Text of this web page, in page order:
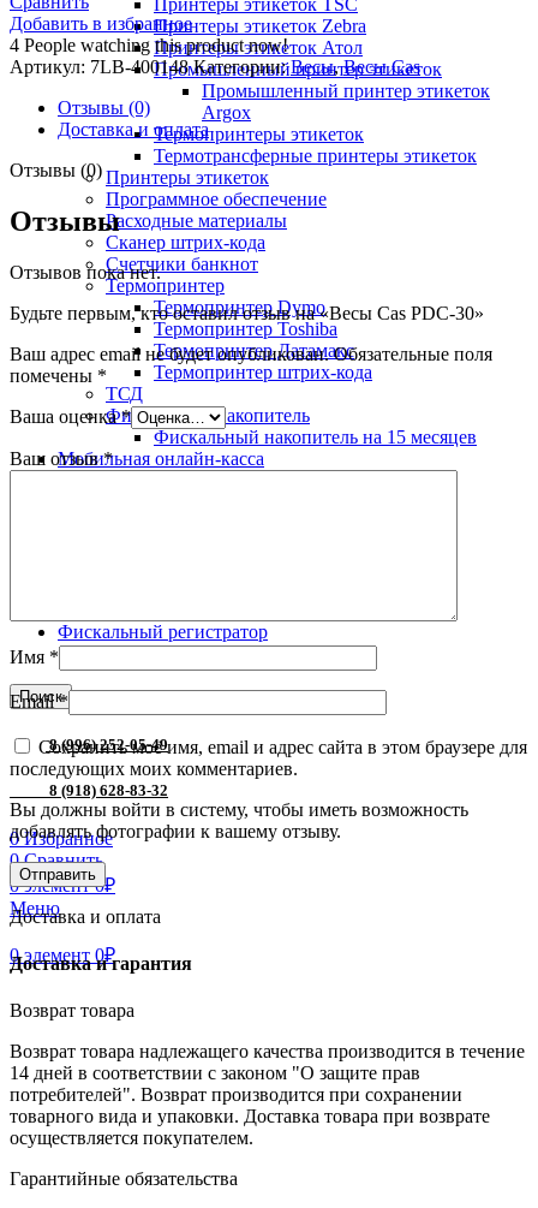
Принтеры этикеток TSC
Принтеры этикеток Zebra
Принтеры этикеток Атол
Промышленный принтер этикеток
Промышленный принтер этикеток
Argox
Термопринтеры этикеток
Термотрансферные принтеры этикеток
Принтеры этикеток
Программное обеспечение
Расходные материалы
Сканер штрих-кода
Счетчики банкнот
Термопринтер
Термопринтер Dymo
Термопринтер Toshiba
Термопринтер Датамакс
Термопринтер штрих-кода
ТСД
Фискальный накопитель
Фискальный накопитель на 15 месяцев
Мобильная онлайн-касса
Фискальный регистратор
Фискальный регистратор Атол
Поиск
8 (996) 252-05-49
8 (918) 628-83-32
0Избранное
0 Сравнить
0элемент 0₽
Меню
0элемент 0₽
Добавить в избранное
4 People watching this product now!
Артикул: 7LB-400148Категории: Весы, Весы Cas
Отзывы (0)
Доставка и оплата
Отзывы (0)
Отзывы
Отзывов пока нет.
Будьте первым, кто оставил отзыв на «Весы Cas PDC-30»
Ваш адрес email не будет опубликован. Обязательные поля
помечены *
Ваша оценка*
Ваш отзыв*
Имя *
Email*
Сохранить моё имя, email и адрес сайта в этом браузере для
последующих моих комментариев.
Вы должны войти в систему, чтобы иметь возможность
добавлять фотографии к вашему отзыву.
Доставка и оплата
Доставка и гарантия
Возврат товара
Возврат товара надлежащего качества производится в течение
14 дней в соответствии с законом "О защите прав
потребителей". Возврат производится при сохранении
товарного вида и упаковки. Доставка товара при возврате
осуществляется покупателем.
Гарантийные обязательства